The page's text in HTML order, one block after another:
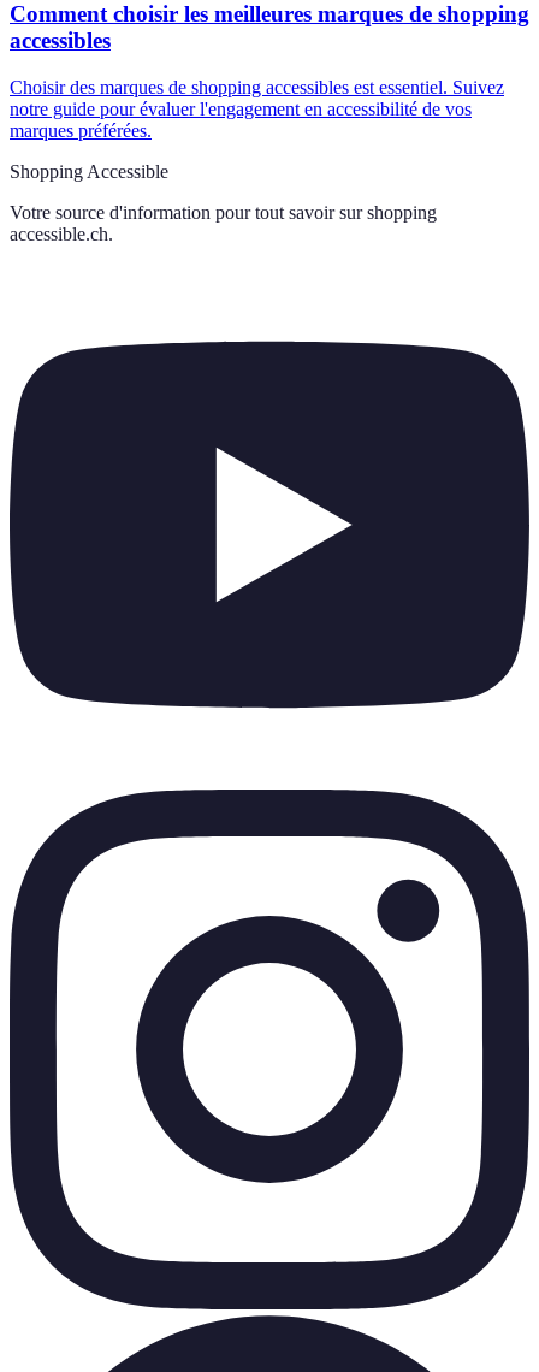
Comment choisir les meilleures marques de shopping
accessibles
Choisir des marques de shopping accessibles est essentiel. Suivez
notre guide pour évaluer l'engagement en accessibilité de vos
marques préférées.
Shopping Accessible
Votre source d'information pour tout savoir sur shopping
accessible.ch.